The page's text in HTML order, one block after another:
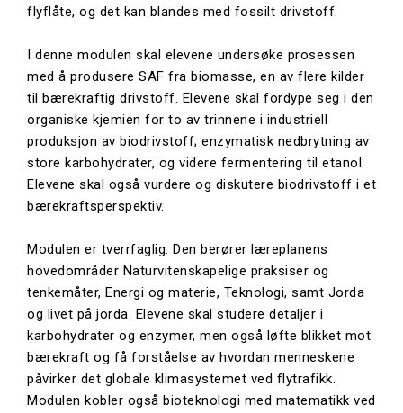
flyflåte, og det kan blandes med fossilt drivstoff.
I denne modulen skal elevene undersøke prosessen
med å produsere SAF fra biomasse, en av flere kilder
til bærekraftig drivstoff. Elevene skal fordype seg i den
organiske kjemien for to av trinnene i industriell
produksjon av biodrivstoff; enzymatisk nedbrytning av
store karbohydrater, og videre fermentering til etanol.
Elevene skal også vurdere og diskutere biodrivstoff i et
bærekraftsperspektiv.
Modulen er tverrfaglig. Den berører læreplanens
hovedområder Naturvitenskapelige praksiser og
tenkemåter, Energi og materie, Teknologi, samt Jorda
og livet på jorda. Elevene skal studere detaljer i
karbohydrater og enzymer, men også løfte blikket mot
bærekraft og få forståelse av hvordan menneskene
påvirker det globale klimasystemet ved flytrafikk.
Modulen kobler også bioteknologi med matematikk ved